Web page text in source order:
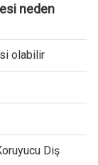
neden
olabilir
Diş